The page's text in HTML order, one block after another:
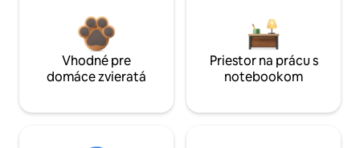
Vhodné pre
domáce zvieratá
Priestor na prácu s
notebookom